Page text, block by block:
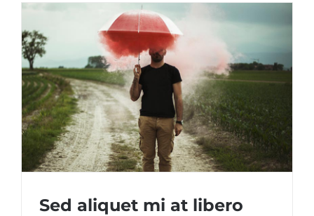
Sed aliquet mi at libero